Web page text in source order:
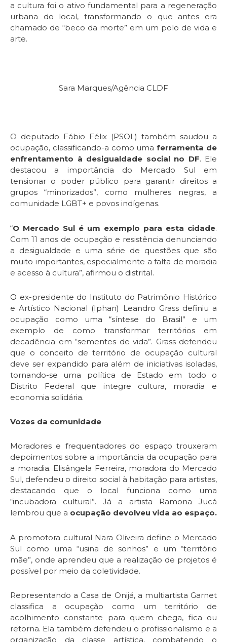
a cultura foi o ativo fundamental para a regeneração
urbana do local, transformando o que antes era
chamado de “beco da morte” em um polo de vida e
arte.
Sara Marques/Agência CLDF
O deputado Fábio Félix (PSOL) também saudou a
ocupação, classificando-a como umaferramenta de
enfrentamento à desigualdade social no DF. Ele
destacou a importância do Mercado Sul em
tensionar o poder público para garantir direitos a
grupos “minorizados”, como mulheres negras, a
comunidade LGBT+ e povos indígenas.
“O Mercado Sul é um exemplo para esta cidade.
Com 11 anos de ocupação e resistência denunciando
a desigualdade e uma série de questões que são
muito importantes, especialmente a falta de moradia
e acesso à cultura”, afirmou o distrital.
O ex-presidente do Instituto do Patrimônio Histórico
e Artístico Nacional (Iphan) Leandro Grass definiu a
ocupação como uma “síntese do Brasil” e um
exemplo de como transformar territórios em
decadência em “sementes de vida”. Grass defendeu
que o conceito de território de ocupação cultural
deve ser expandido para além de iniciativas isoladas,
tornando-se uma política de Estado em todo o
Distrito Federal que integre cultura, moradia e
economia solidária.
Vozes da comunidade
Moradores e frequentadores do espaço trouxeram
depoimentos sobre a importância da ocupação para
a moradia. Elisângela Ferreira, moradora do Mercado
Sul, defendeu o direito social à habitação para artistas,
destacando que o local funciona como uma
“incubadora cultural”. Já a artista Ramona Jucá
lembrou que a ocupação devolveu vida ao espaço.
A promotora cultural Nara Oliveira define o Mercado
Sul como uma “usina de sonhos” e um “território
mãe”, onde aprendeu que a realização de projetos é
possível por meio da coletividade.
Representando a Casa de Onijá, a multiartista Garnet
classifica a ocupação como um território de
acolhimento constante para quem chega, fica ou
retorna. Ela também defendeu o profissionalismo e a
organização da classe artística, combatendo o